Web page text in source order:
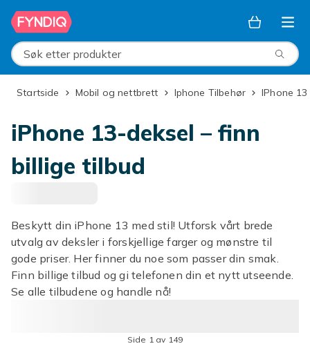
Hopp til hovedinnhold
Søk etter produkter
Startside Mobil og nettbrett Iphone Tilbehør iPhone 13
iPhone 13-deksel – finn
billige tilbud
Beskytt din iPhone 13 med stil! Utforsk vårt brede
utvalg av deksler i forskjellige farger og mønstre til
gode priser. Her finner du noe som passer din smak.
Finn billige tilbud og gi telefonen din et nytt utseende.
Se alle tilbudene og handle nå!
Side 1 av 149